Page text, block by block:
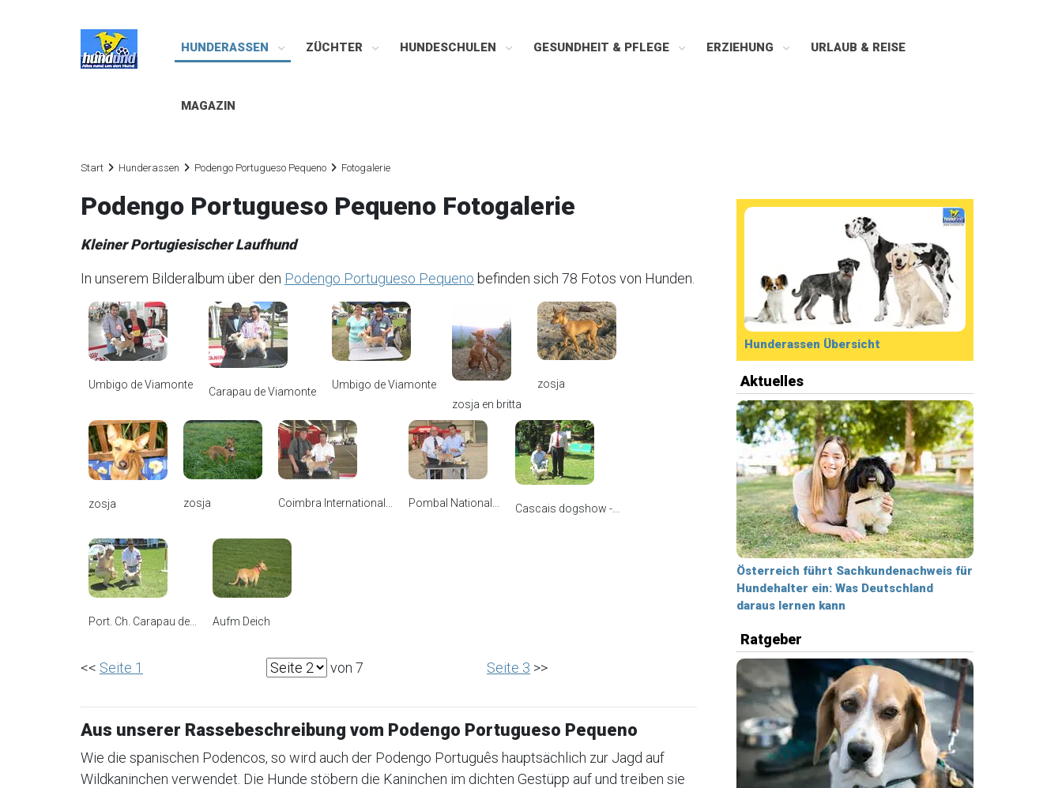
HUNDERASSEN ZÜCHTER HUNDESCHULEN GESUNDHEIT & PFLEGE ERZIEHUNG URLAUB & REISE
MAGAZIN
Start Hunderassen Podengo Portugueso Pequeno Fotogalerie
Podengo Portugueso Pequeno Fotogalerie
Kleiner Portugiesischer Laufhund
In unserem Bilderalbum über den Podengo Portugueso Pequeno befinden sich 78 Fotos von Hunden.
Umbigo de Viamonte
Carapau de Viamonte
Umbigo de Viamonte
zosja en britta
zosja
zosja zosja Coimbra International... Pombal National... Cascais dogshow -...
Port. Ch. Carapau de... Aufm Deich
<< Seite 1 von 7 Seite 3 >>
Aus unserer Rassebeschreibung vom Podengo Portugueso Pequeno
Wie die spanischen Podencos, so wird auch der Podengo Português hauptsächlich zur Jagd auf
Wildkaninchen verwendet. Die Hunde stöbern die Kaninchen im dichten Gestüpp auf und treiben sie
Hunderassen Übersicht
Aktuelles
Österreich führt Sachkundenachweis für
Hundehalter ein: Was Deutschland
daraus lernen kann
Ratgeber